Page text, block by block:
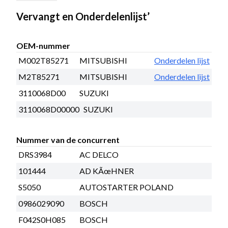
Vervangt en Onderdelenlijst’
OEM-nummer
M002T85271
MITSUBISHI
Onderdelen lijst
M2T85271
MITSUBISHI
Onderdelen lijst
3110068D00
SUZUKI
3110068D00000 SUZUKI
Nummer van de concurrent
DRS3984
AC DELCO
101444
AD KÃœHNER
S5050
AUTOSTARTER POLAND
0986029090
BOSCH
F042S0H085
BOSCH